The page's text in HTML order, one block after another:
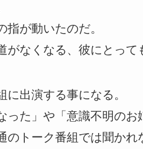
が動いたのだ。
なくなる、彼にとって
出演する事になる。
った」や「意識不明の
のトーク番組では聞か